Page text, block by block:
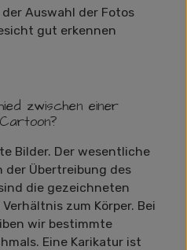
Auswahl der Fotos
gut erkennen
zwischen einer
Bilder. Der wesentliche
Übertreibung des
die gezeichneten
zum Körper. Bei
wir bestimmte
Eine Karikatur ist